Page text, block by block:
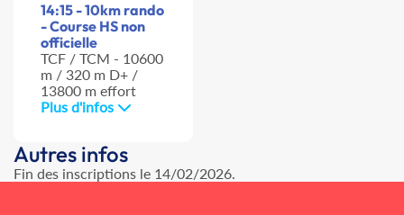
14:15 - 10km rando
- Course HS non
officielle
TCF / TCM - 10600
m / 320 m D+ /
13800 m effort
Plus d'infos
Autres infos
Fin des inscriptions le 14/02/2026.